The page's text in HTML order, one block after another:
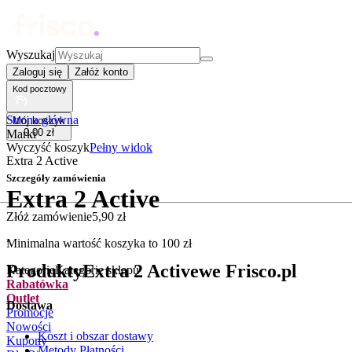
Wyszukaj
Zaloguj się Załóż konto
Kod pocztowy
Mój koszyk
0,00 zł
Wyczyść koszykPełny widok
Szczegóły zamówienia
Złóż zamówienie5,90 zł
Minimalna wartość koszyka to 100 zł
KategorieKategorie sklepu
Rabatówka
Outlet
Promocje
Nowości
Kupony
Strona główna
Marki
Extra 2 Active
Extra 2 Active
.
ProduktyExtra 2 Activewe Frisco.pl
Dostawa
Koszt i obszar dostawy